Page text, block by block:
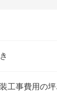
工事費用の